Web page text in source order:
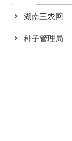
湖南三农网
种子管理局